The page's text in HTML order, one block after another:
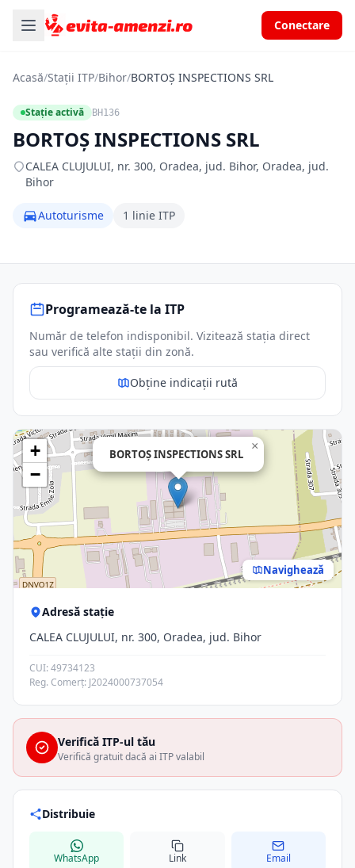
Conectare
Acasă/Stații ITP/Bihor/BORTOŞ INSPECTIONS SRL
Stație activă BH136
BORTOŞ INSPECTIONS SRL
CALEA CLUJULUI, nr. 300, Oradea, jud. Bihor, Oradea, jud.
Bihor
Autoturisme 1 linie ITP
Programează-te la ITP
Număr de telefon indisponibil. Vizitează stația direct
sau verifică alte stații din zonă.
Obține indicații rută
BORTOŞ INSPECTIONS SRL
×
+
−
Navighează
Adresă stație
CALEA CLUJULUI, nr. 300, Oradea, jud. Bihor
CUI: 49734123
Reg. Comerț: J2024000737054
Verifică ITP-ul tău
Verifică gratuit dacă ai ITP valabil
Distribuie
WhatsApp Link Email